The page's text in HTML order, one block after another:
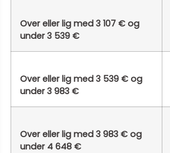
Over eller lig med 3 107 € og
under 3 539 €
Over eller lig med 3 539 € og
under 3 983 €
Over eller lig med 3 983 € og
under 4 648 €